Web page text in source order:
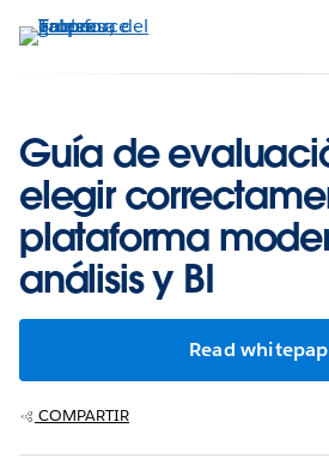
Guía de
elegir
plataforma
análisis y BI
Read
COMPARTIR